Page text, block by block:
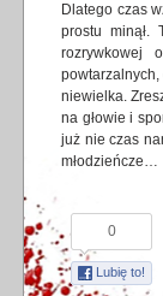
Dlatego czas
prostu minął.
rozrywkowej
niewielka.
na głowie i
już nie czas
młodzieńcze…
0
Lubię to!